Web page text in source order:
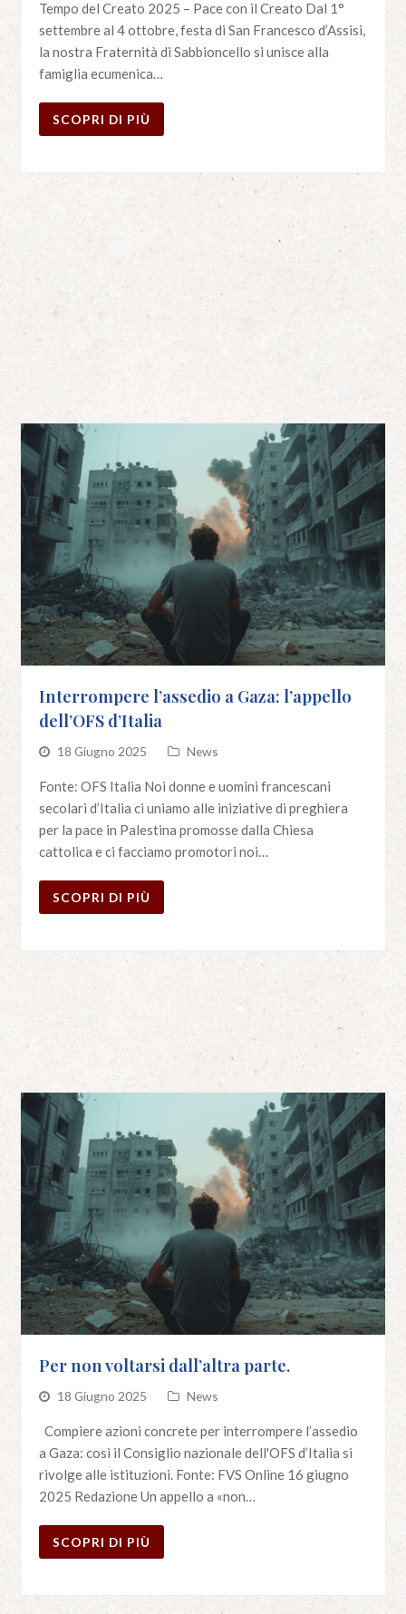
Tempo del Creato 2025 – Pace con il Creato Dal 1°
settembre al 4 ottobre, festa di San Francesco d’Assisi,
la nostra Fraternità di Sabbioncello si unisce alla
famiglia ecumenica…
SCOPRI DI PIÙ
Interrompere l’assedio a Gaza: l’appello
dell’OFS d’Italia
18 Giugno 2025 News
Fonte: OFS Italia Noi donne e uomini francescani
secolari d’Italia ci uniamo alle iniziative di preghiera
per la pace in Palestina promosse dalla Chiesa
cattolica e ci facciamo promotori noi…
SCOPRI DI PIÙ
Per non voltarsi dall’altra parte.
18 Giugno 2025 News
Compiere azioni concrete per interrompere l’assedio
a Gaza: così il Consiglio nazionale dell'OFS d’Italia si
rivolge alle istituzioni. Fonte: FVS Online 16 giugno
2025 Redazione Un appello a «non…
SCOPRI DI PIÙ